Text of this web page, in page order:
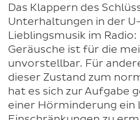
Das Klappern des
Unterhaltungen in der
Lieblingsmusik im
Geräusche ist für die
unvorstellbar. Für
dieser Zustand zum
hat es sich zur Aufgabe
einer Hörminderung ein